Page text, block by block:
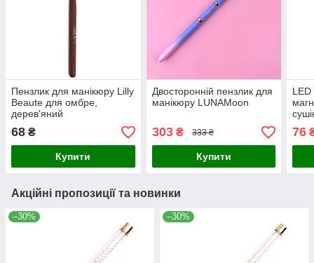
Пензлик для манікюру Lilly
Beaute для омбре,
дерев'яний
68 ₴
Купити
Двосторонній пензлик для
манікюру LUNAMoon
303₴ 333 ₴
Купити
76
Акційні пропозиції та новинки
–30% –30%